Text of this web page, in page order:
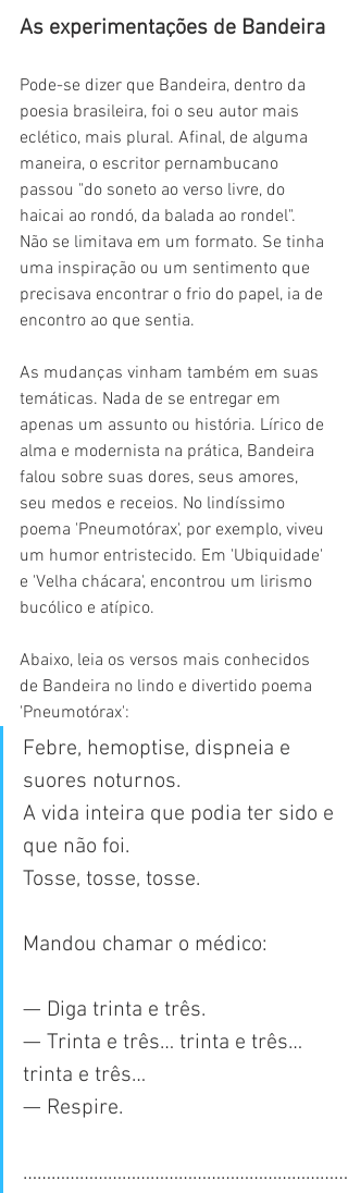
As experimentações de Bandeira
Pode-se dizer que Bandeira, dentro da
poesia brasileira, foi o seu autor mais
eclético, mais plural. Afinal, de alguma
maneira, o escritor pernambucano
passou "do soneto ao verso livre, do
haicai ao rondó, da balada ao rondel".
Não se limitava em um formato. Se tinha
uma inspiração ou um sentimento que
precisava encontrar o frio do papel, ia de
encontro ao que sentia.
As mudanças vinham também em suas
temáticas. Nada de se entregar em
apenas um assunto ou história. Lírico de
alma e modernista na prática, Bandeira
falou sobre suas dores, seus amores,
seu medos e receios. No lindíssimo
poema 'Pneumotórax', por exemplo, viveu
um humor entristecido. Em 'Ubiquidade'
e 'Velha chácara', encontrou um lirismo
bucólico e atípico.
Abaixo, leia os versos mais conhecidos
de Bandeira no lindo e divertido poema
'Pneumotórax':
Febre, hemoptise, dispneia e
suores noturnos.
A vida inteira que podia ter sido e
que não foi.
Tosse, tosse, tosse.
Mandou chamar o médico:
— Diga trinta e três.
— Trinta e três… trinta e três…
trinta e três…
— Respire.
……………………………………………………………